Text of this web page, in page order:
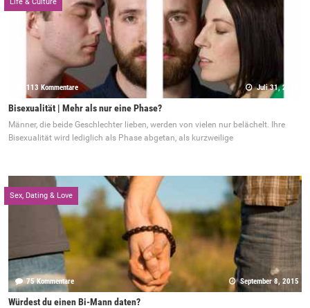
113 Kommentare Juli 31, 2018
Bisexualität | Mehr als nur eine Phase?
Männer, die beide Geschlechter lieben, werden von vielen nur belächelt. Ihre
Bisexualität wird lediglich als Phase abgetan, als kurzweilige
Sex, Dating & Love
75 Kommentare September 8, 2015
Würdest du einen Bi-Mann daten?